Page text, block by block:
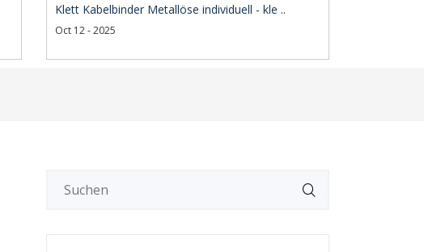
Klett Kabelbinder Metallöse individuell - kle ..
Oct 12 - 2025